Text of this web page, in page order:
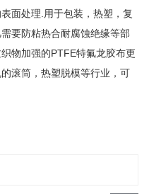
面处理 用于包装，热塑，复
要防粘热合耐腐蚀绝缘等部
物加强的PTFE特氟龙胶布更
滚筒，热塑脱模等行业，可